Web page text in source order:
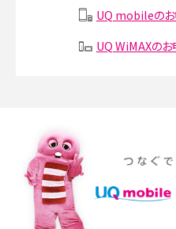
SMSとは？料金やできること、注意点
iPhone 16eとiPhone SE（第3世代）の
iPhone 16eとiPhone 14を徹底比較！
iPhone 16シリーズのモデルを比較！
UQ mobileのお
UQ WiMAXのお